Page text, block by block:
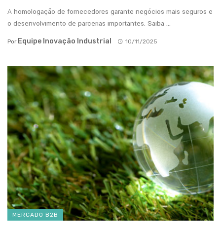
A homologação de fornecedores garante negócios mais seguros e
o desenvolvimento de parcerias importantes. Saiba ...
Por Equipe Inovação Industrial 10/11/2025
MERCADO B2B